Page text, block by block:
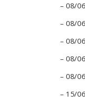
– 08/
– 08/
– 08/
– 08/
– 08/
– 15/